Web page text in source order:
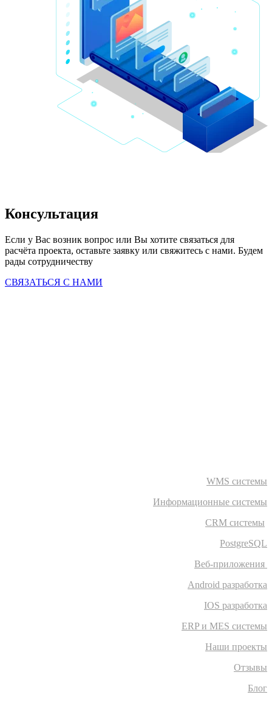
Консультация
Если у Вас возник вопрос или Вы хотите связаться для
расчёта проекта, оставьте заявку или свяжитесь с нами. Будем
рады сотрудничеству
СВЯЗАТЬСЯ С НАМИ
WMS системы
Информационные системы
CRM системы
PostgreSQL
Веб-приложения
Android разработка
IOS разработка
ERP и MES системы
Наши проекты
Отзывы
Блог